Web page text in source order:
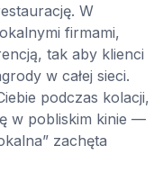
W
firmami,
tak aby klienci
w całej sieci.
podczas kolacji,
w pobliskim kinie —
zachęta